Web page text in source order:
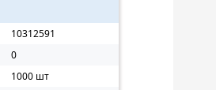
10312591
0
1000 шт